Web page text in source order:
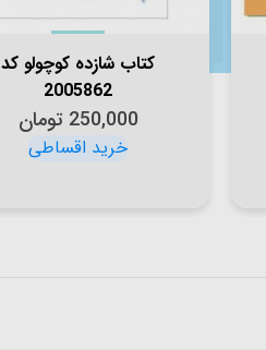
کتاب شازده کوچولو کد
2005862
250,000 تومان